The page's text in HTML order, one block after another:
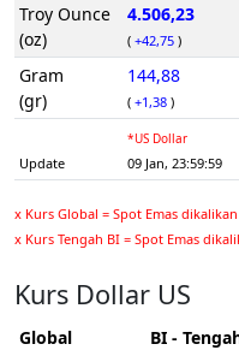
Troy Ounce
(oz)
4.506,23
( +42,75 )
Gram
(gr)
144,88
( +1,38 )
Update
*US Dollar
09 Jan, 23:59:59
x Kurs Global = Spot Emas
x Kurs Tengah BI = Spot Emas
Kurs Dollar US
Global BI -